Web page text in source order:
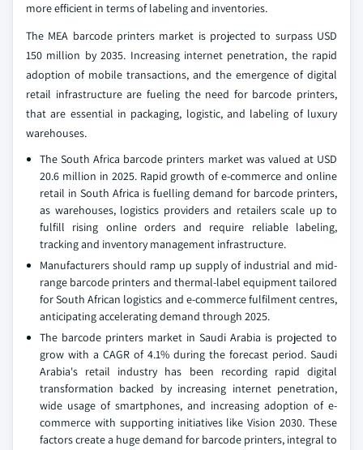
more efficient in terms of labeling and inventories.
The MEA barcode printers market is projected to surpass USD
150 million by 2035. Increasing internet penetration, the rapid
adoption of mobile transactions, and the emergence of digital
retail infrastructure are fueling the need for barcode printers,
that are essential in packaging, logistic, and labeling of luxury
warehouses.
The South Africa barcode printers market was valued at USD
20.6 million in 2025. Rapid growth of e-commerce and online
retail in South Africa is fuelling demand for barcode printers,
as warehouses, logistics providers and retailers scale up to
fulfill rising online orders and require reliable labeling,
tracking and inventory management infrastructure.
Manufacturers should ramp up supply of industrial and mid-
range barcode printers and thermal-label equipment tailored
for South African logistics and e-commerce fulfilment centres,
anticipating accelerating demand through 2025.
The barcode printers market in Saudi Arabia is projected to
grow with a CAGR of 4.1% during the forecast period. Saudi
Arabia's retail industry has been recording rapid digital
transformation backed by increasing internet penetration,
wide usage of smartphones, and increasing adoption of e-
commerce with supporting initiatives like Vision 2030. These
factors create a huge demand for barcode printers, integral to